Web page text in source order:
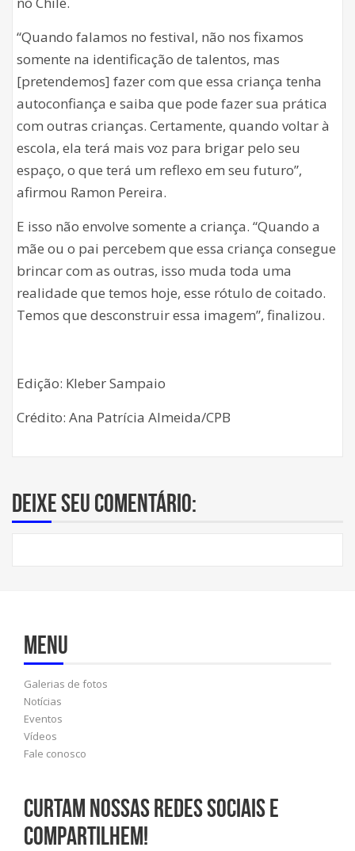
“Quando falamos no festival, não nos fixamos
somente na identificação de talentos, mas
[pretendemos] fazer com que essa criança tenha
autoconfiança e saiba que pode fazer sua prática
com outras crianças. Certamente, quando voltar à
escola, ela terá mais voz para brigar pelo seu
espaço, o que terá um reflexo em seu futuro”,
afirmou Ramon Pereira.
E isso não envolve somente a criança. “Quando a
mãe ou o pai percebem que essa criança consegue
brincar com as outras, isso muda toda uma
realidade que temos hoje, esse rótulo de coitado.
Temos que desconstruir essa imagem”, finalizou.
Edição: Kleber Sampaio
Crédito: Ana Patrícia Almeida/CPB
Deixe seu comentário:
Menu
Galerias de fotos
Notícias
Eventos
Vídeos
Fale conosco
Curtam nossas redes sociais e
compartilhem!